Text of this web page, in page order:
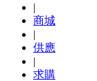
|
商城
|
供應
|
求購